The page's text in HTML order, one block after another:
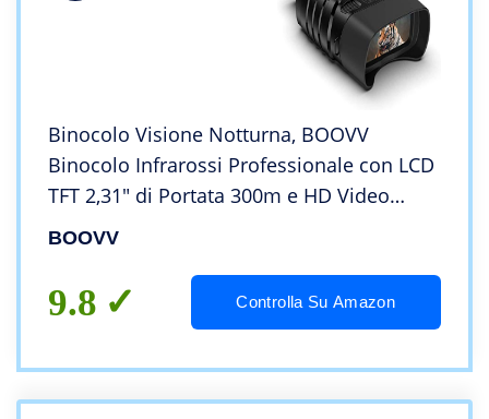
Binocolo Visione Notturna, BOOVV
Binocolo Infrarossi Professionale con LCD
TFT 2,31″ di Portata 300m e HD Video
960P, 7 livelli IR e 4X Digitale Zoom per la
BOOVV
9.8 Controlla Su Amazon